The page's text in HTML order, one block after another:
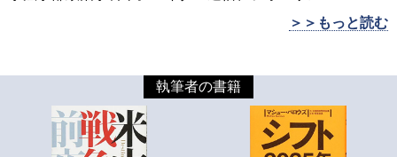
＞＞もっと読む
執筆者の書籍